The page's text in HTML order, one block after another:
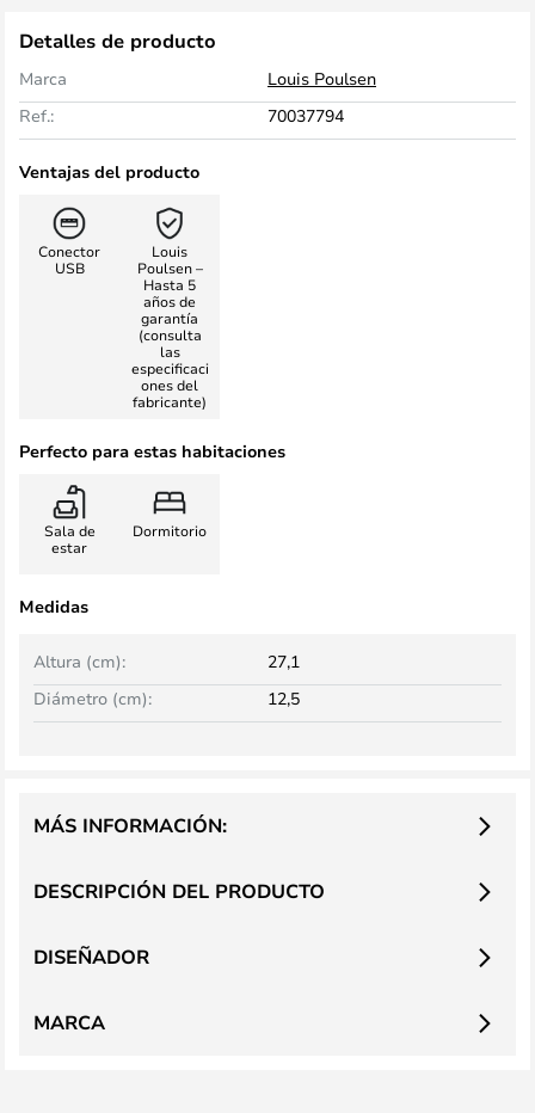
Detalles de producto
Marca
Louis Poulsen
Ref.:
70037794
Ventajas del producto
Conector
USB
Louis
Poulsen –
Hasta 5
años de
garantía
(consulta
las
especificaci
ones del
fabricante)
Perfecto para estas habitaciones
Sala de
estar
Dormitorio
Medidas
Altura (cm):
27,1
Diámetro (cm):
12,5
DESCRIPCIÓN DEL PRODUCTO
MÁS INFORMACIÓN:
DISEÑADOR
MARCA